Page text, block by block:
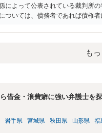
によって公表されている裁判所
ついては、債務者であれば債権
も
借金・浪費癖に強い弁護士を
岩手県 宮城県 秋田県 山形県 福